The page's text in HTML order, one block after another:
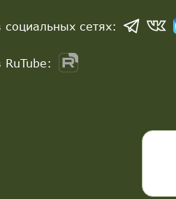
сетях: